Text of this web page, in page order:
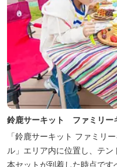
鈴鹿サーキット ファミリー
「鈴鹿サーキット ファミリ
ル」エリア内に位置し、テ
本セットが到着した時点です